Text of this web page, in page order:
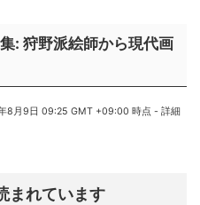
: 狩野派絵師から現代画
8月9日 09:25 GMT +09:00 時点 -詳細
まれています